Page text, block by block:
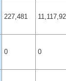
227,481
0 0